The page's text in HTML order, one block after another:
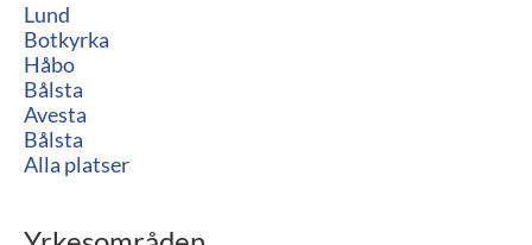
Lund
Botkyrka
Håbo
Bålsta
Avesta
Bålsta
Alla platser